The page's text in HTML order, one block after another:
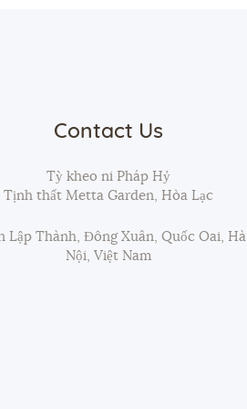
Contact Us
Tỳ kheo ni Pháp Hỷ
Tịnh thất Metta Garden, Hòa Lạc
Lập Thành, Đông Xuân, Quốc Oai, Hà
Nội, Việt Nam